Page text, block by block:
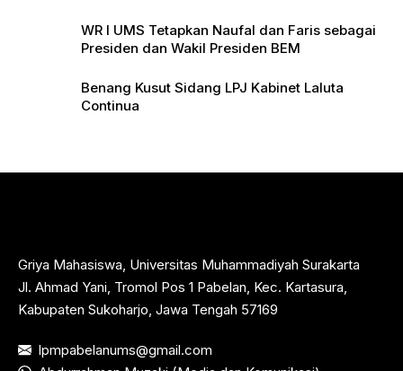
WR I UMS Tetapkan Naufal dan Faris sebagai
Presiden dan Wakil Presiden BEM
Benang Kusut Sidang LPJ Kabinet Laluta
Continua
Griya Mahasiswa, Universitas Muhammadiyah Surakarta
Jl. Ahmad Yani, Tromol Pos 1 Pabelan, Kec. Kartasura,
Kabupaten Sukoharjo, Jawa Tengah 57169
lpmpabelanums@gmail.com